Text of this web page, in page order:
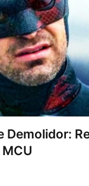
Demolidor: